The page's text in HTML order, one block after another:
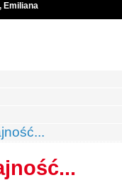
Emiliana